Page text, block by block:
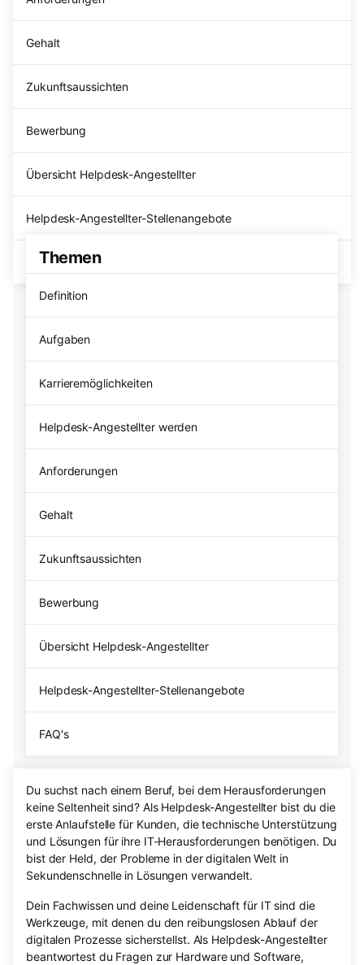
Gehalt
Zukunftsaussichten
Bewerbung
Übersicht Helpdesk-Angestellter
Helpdesk-Angestellter-Stellenangebote
FAQ's
Themen
Definition
Aufgaben
Karrieremöglichkeiten
Helpdesk-Angestellter werden
Anforderungen
Gehalt
Zukunftsaussichten
Bewerbung
Übersicht Helpdesk-Angestellter
Helpdesk-Angestellter-Stellenangebote
FAQ's
Du suchst nach einem Beruf, bei dem Herausforderungen
keine Seltenheit sind? Als Helpdesk-Angestellter bist du die
erste Anlaufstelle für Kunden, die technische Unterstützung
und Lösungen für ihre IT-Herausforderungen benötigen. Du
bist der Held, der Probleme in der digitalen Welt in
Sekundenschnelle in Lösungen verwandelt.
Dein Fachwissen und deine Leidenschaft für IT sind die
Werkzeuge, mit denen du den reibungslosen Ablauf der
digitalen Prozesse sicherstellst. Als Helpdesk-Angestellter
beantwortest du Fragen zur Hardware und Software,